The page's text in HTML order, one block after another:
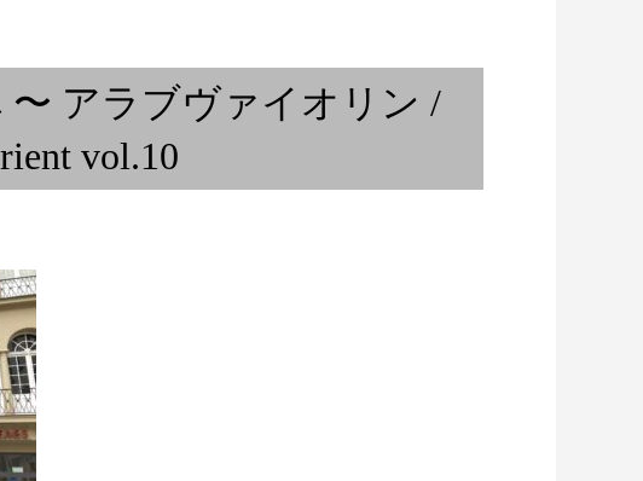
From Occide...
アンミュージック ...
ラジカセ
〜 アラブヴァイオリン /
vol.10